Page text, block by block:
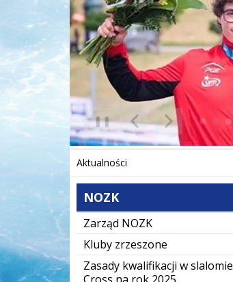
Poprzedni Element
Następny
❚❚
Aktualności
NOZK
Zarząd NOZK
Kluby zrzeszone
Zasady kwalifikacji w